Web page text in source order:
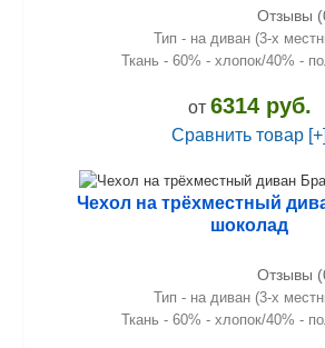
Отзывы
Тип - на диван (3-х
Ткань - 60% - хлопок/40% -
от 6314 руб.
Сравнить товар [+]
Чехол на трёхместный
шоколад
Отзывы
Тип - на диван (3-х
Ткань - 60% - хлопок/40% -